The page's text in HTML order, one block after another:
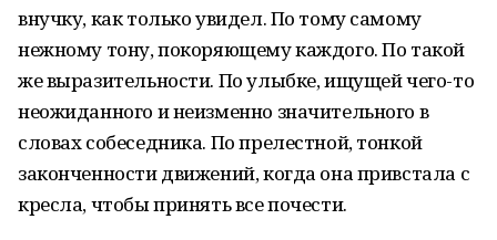
внучку, как только увидел. По тому самому
нежному тону, покоряющему каждого. По такой
же выразительности. По улыбке, ищущей чего-то
неожиданного и неизменно значительного в
словах собеседника. По прелестной, тонкой
законченности движений, когда она привстала с
кресла, чтобы принять все почести.